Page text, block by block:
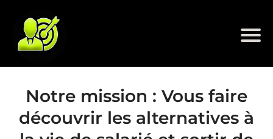
Notre mission : Vous faire
découvrir les alternatives à